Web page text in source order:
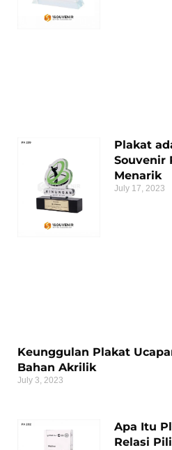
Plakat
Souvenir
Menarik
July 17, 2023
Keunggulan Plakat
Bahan Akrilik
July 3, 2023
Apa Itu
Relasi